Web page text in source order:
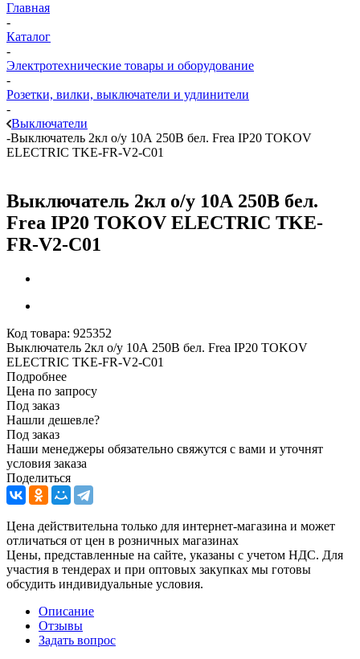
Главная
-
Каталог
-
Электротехнические товары и оборудование
-
Розетки, вилки, выключатели и удлинители
-
Выключатели
-Выключатель 2кл о/у 10А 250В бел. Frea IP20 TOKOV
ELECTRIC TKE-FR-V2-C01
Выключатель 2кл о/у 10А 250В бел.
Frea IP20 TOKOV ELECTRIC TKE-
FR-V2-C01
Код товара: 925352
Выключатель 2кл о/у 10А 250В бел. Frea IP20 TOKOV
ELECTRIC TKE-FR-V2-C01
Подробнее
Цена по запросу
Под заказ
Нашли дешевле?
Под заказ
Наши менеджеры обязательно свяжутся с вами и уточнят
условия заказа
Поделиться
Цена действительна только для интернет-магазина и может
отличаться от цен в розничных магазинах
Цены, представленные на сайте, указаны с учетом НДС. Для
участия в тендерах и при оптовых закупках мы готовы
обсудить индивидуальные условия.
Описание
Отзывы
Задать вопрос